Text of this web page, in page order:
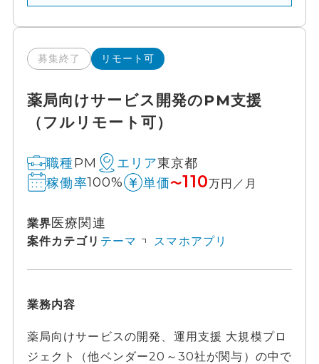
募集終了 リモート可
薬局向けサービス開発のPM支援
（フルリモート可）
職種PM エリア東京都
稼働率100% 単価〜110万円／月
業界医療関連
案件カテゴリ テーマ スマホアプリ
業務内容
薬局向けサービスの開発、運用支援 大規模プロ
ジェクト（他ベンダー20～30社が関与）の中で